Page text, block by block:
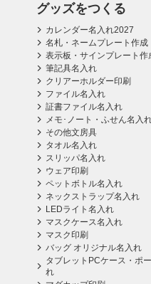
グッズをつくる
カレンダー名入れ2027
名札・ネームプレート作成
表示板・サインプレート作
筆記具名入れ
クリアーホルダー印刷
ファイル名入れ
証書ファイル名入れ
メモ･ノート・ふせん名入
その他文房具
タオル名入れ
スリッパ名入れ
ウェア印刷
ペットボトル名入れ
ネックストラップ名入れ
LEDライト名入れ
マスクケース名入れ
マスク印刷
バッグ オリジナル名入れ
タブレットPCケース・ポ
れ